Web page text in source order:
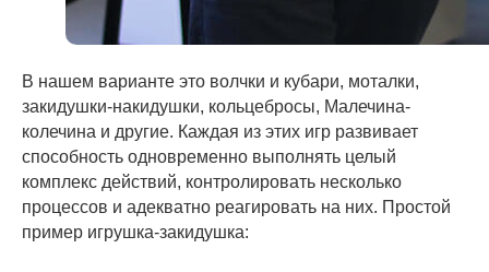
В нашем варианте это волчки и кубари, моталки,
закидушки-накидушки, кольцебросы, Малечина-
колечина и другие. Каждая из этих игр развивает
способность одновременно выполнять целый
комплекс действий, контролировать несколько
процессов и адекватно реагировать на них. Простой
пример игрушка-закидушка: